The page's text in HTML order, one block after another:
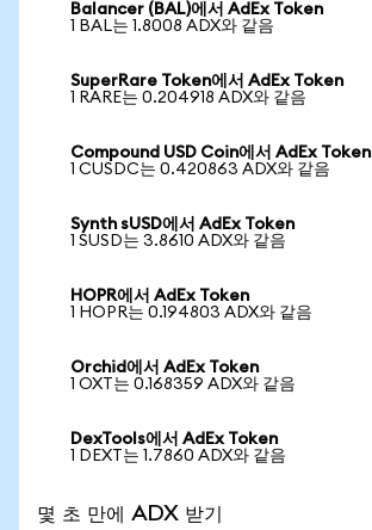
Balancer (BAL)에서 AdEx Token
1 BAL는 1.8008 ADX와 같음
SuperRare Token에서 AdEx Token
1 RARE는 0.204918 ADX와 같음
Compound USD Coin에서 AdEx Token
1 CUSDC는 0.420863 ADX와 같음
Synth sUSD에서 AdEx Token
1 SUSD는 3.8610 ADX와 같음
HOPR에서 AdEx Token
1 HOPR는 0.194803 ADX와 같음
Orchid에서 AdEx Token
1 OXT는 0.168359 ADX와 같음
DexTools에서 AdEx Token
1 DEXT는 1.7860 ADX와 같음
몇 초 만에 ADX 받기